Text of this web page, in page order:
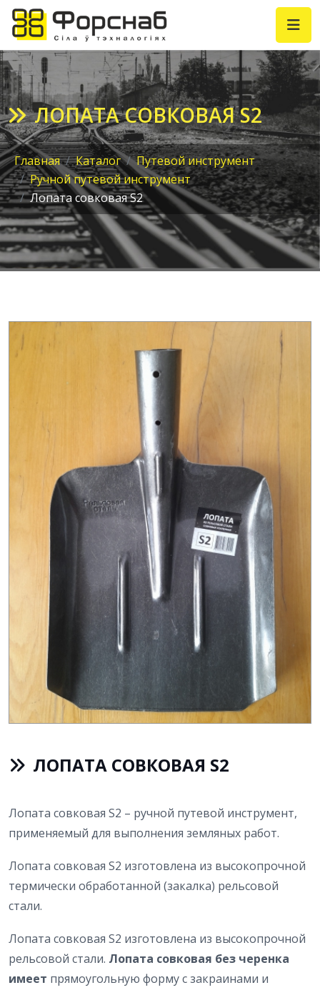
ЛОПАТА СОВКОВАЯ S2
Главная Каталог
Путевой инструмент
Ручной путевой инструмент
Лопата совковая S2
ЛОПАТА СОВКОВАЯ S2
Лопата совковая S2 – ручной путевой инструмент,
применяемый для выполнения земляных работ.
Лопата совковая S2 изготовлена из высокопрочной
термически обработанной (закалка) рельсовой
стали.
Лопата совковая S2 изготовлена из высокопрочной
рельсовой стали. Лопата совковая без черенка
имеет прямоугольную форму с закраинами и